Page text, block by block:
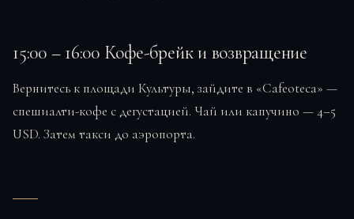
15:00 – 16:00 Кофе-брейк и возвращение
Вернитесь к площади Культуры, зайдите в «Cafeoteca» —
спешиалти-кофе с дегустацией. Чай или капучино — 4–5
USD. Затем такси до аэропорта.